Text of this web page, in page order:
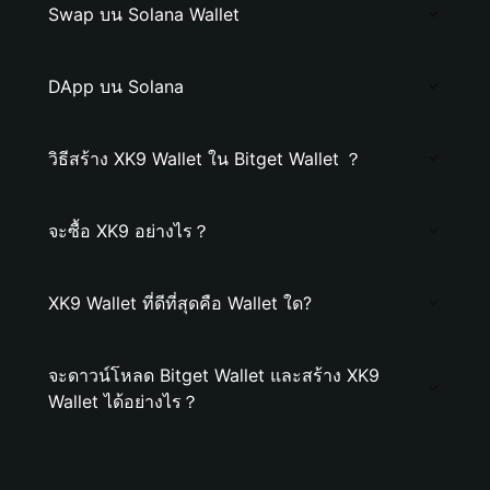
Swap บน Solana Wallet
DApp บน Solana
วิธีสร้าง XK9 Wallet ใน Bitget Wallet ？
จะซื้อ XK9 อย่างไร？
XK9 Wallet ที่ดีที่สุดคือ Wallet ใด?
จะดาวน์โหลด Bitget Wallet และสร้าง XK9
Wallet ได้อย่างไร？